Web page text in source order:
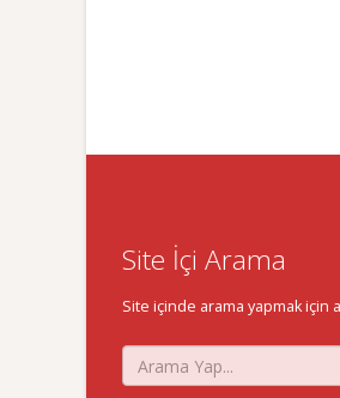
Site İçi Arama
Site içinde arama yapmak için